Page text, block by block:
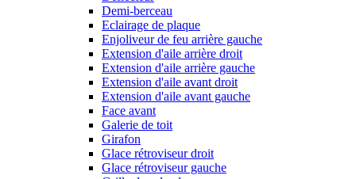
Demi-berceau
Eclairage de plaque
Enjoliveur de feu arrière gauche
Extension d'aile arrière droit
Extension d'aile arrière gauche
Extension d'aile avant droit
Extension d'aile avant gauche
Face avant
Galerie de toit
Girafon
Glace rétroviseur droit
Glace rétroviseur gauche